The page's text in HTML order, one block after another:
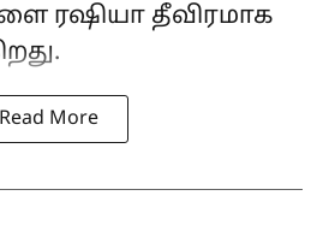
ரஷியா தீவிரமாக
Read More